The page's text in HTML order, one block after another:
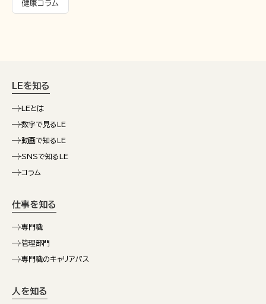
健康コラム
LEを知る
LEとは
数字で見るLE
動画で知るLE
SNSで知るLE
コラム
仕事を知る
専門職
管理部門
専門職のキャリアパス
人を知る